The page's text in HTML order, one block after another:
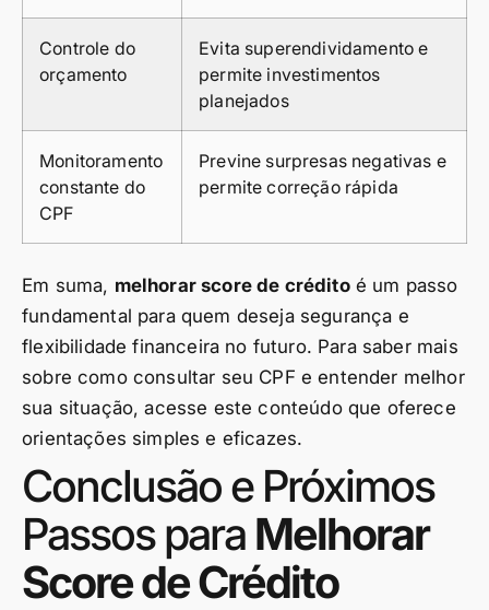
Controle do
orçamento
Evita superendividamento e
permite investimentos
planejados
Monitoramento
constante do
CPF
Previne surpresas negativas e
permite correção rápida
Em suma, melhorar score de créditoé um passo
fundamental para quem deseja segurança e
flexibilidade financeira no futuro. Para saber mais
sobre como consultar seu CPF e entender melhor
sua situação, acesse este conteúdo que oferece
orientações simples e eficazes.
Conclusão e Próximos
Passos para Melhorar
Score de Crédito